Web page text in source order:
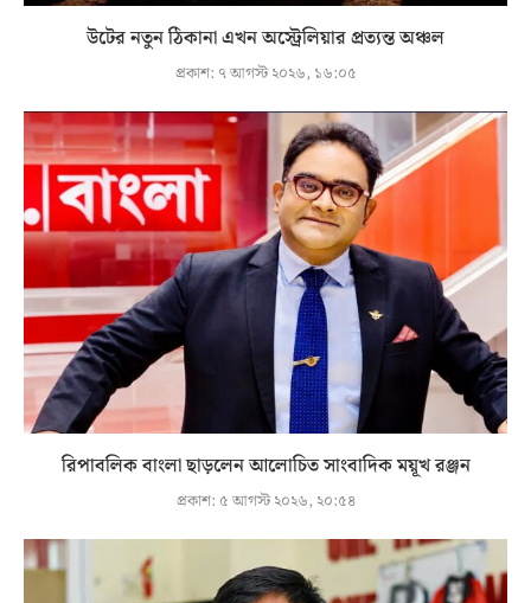
উটের নতুন ঠিকানা এখন অস্ট্রেলিয়ার প্রত্যন্ত অঞ্চল
প্রকাশ: ৭ আগস্ট ২০২৬, ১৬:০৫
রিপাবলিক বাংলা ছাড়লেন আলোচিত সাংবাদিক ময়ূখ রঞ্জন
প্রকাশ: ৫ আগস্ট ২০২৬, ২০:৫৪